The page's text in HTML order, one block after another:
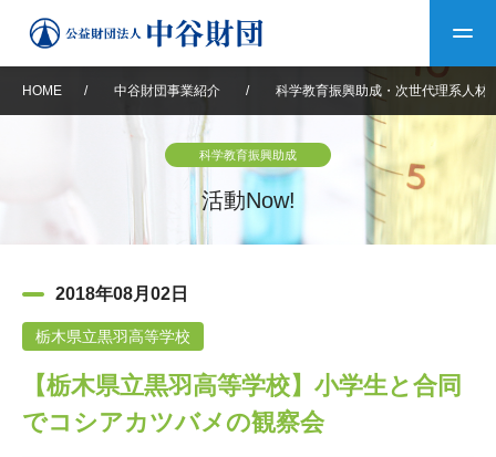
中谷財団について
設立趣意書
沿革 40年史デジタルブック
中谷財団40年史
中谷財団事業紹介
神戸賞 長期大型研究助成
中谷財団動画紹介
その他情報
HOME / 中谷財団事業紹介 / 科学教育振興助成・次世代理系人材
科学教育振興助成
活動Now!
2018年08月02日
栃木県立黒羽高等学校
【栃木県立黒羽高等学校】小学生と合同
でコシアカツバメの観察会